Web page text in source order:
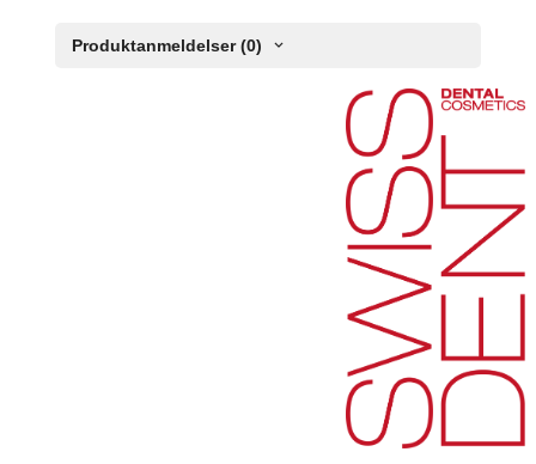
Produktanmeldelser (0)